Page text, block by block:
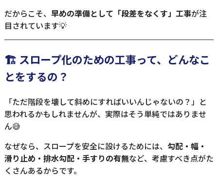
だからこそ、 早めの準備として「段差をなくす」工事が注
目されています💡
🏗 スロープ化のための工事って、どんなこ
とをするの？
「ただ階段を壊して斜めにすればいいんじゃないの？」と
思われるかもしれませんが、実際はそう単純ではありませ
ん😅
なぜなら、スロープを安全に設けるためには、 勾配・幅・
滑り止め・排水勾配・手すりの有無など、考慮すべき点がた
くさんあるからです。